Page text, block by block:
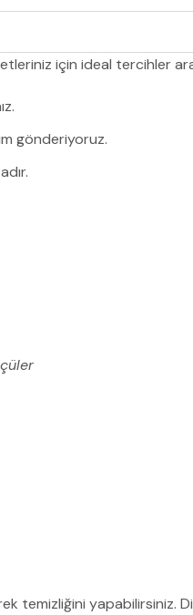
için ideal tercihler
gönderiyoruz.
temizliğini yapabilirsiniz.